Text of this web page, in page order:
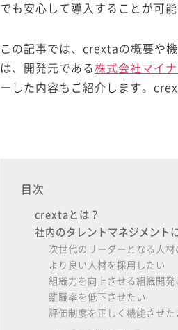
でも安心して導入することが可能
この記事では、crextaの概要や
は、開発元である株式会社マイナ
ーした内容もご紹介します。
目次
crextaとは？
社内のタレントマネジメント
次世代のリーダーとなる人
より良い人材を採用したい
組織力を向上させる組織開発
離職率を低下させたい
評価制度を正しく機能させた